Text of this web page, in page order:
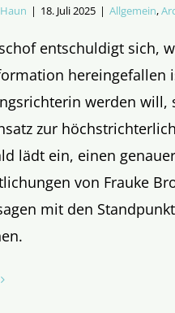
| 18. Juli 2025 | Allgemein,
entschuldigt sich,
hereingefallen
werden will,
zur
lädt ein, einen
von Frauke
mit den